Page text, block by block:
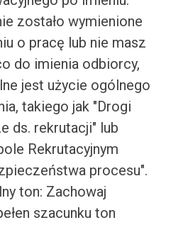
zostało wymienione
o pracę lub nie masz
do imienia odbiorcy,
jest użycie ogólnego
takiego jak "Drogi
ds. rekrutacji" lub
Rekrutacyjnym
procesu".
ton: Zachowaj
szacunku ton